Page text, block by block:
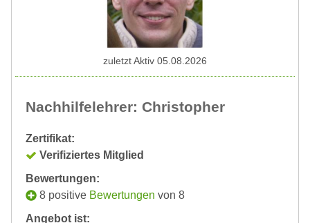
Nachhilfelehrer: Christopher
Zertifikat:
Verifiziertes Mitglied
Bewertungen:
8 positive Bewertungen von 8
Angebot ist:
zuletzt Aktiv 05.08.2026